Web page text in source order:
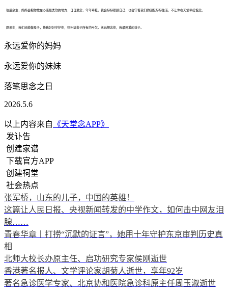
往后余生，妈妈会把你放在心底最柔软的地方，日日思念，年年牵挂。我会好好照顾自己，也会守着我们的回忆好好生活，不让你在天堂牵挂惦念。
愿来生，我们还能做母子，换我好好守护你，弥补这辈子所有的亏欠。永远想念你，我最疼爱的孩子。
永远爱你的妈妈
永远爱你的妹妹
落笔思念之日
2026.5.6
以上内容来自 《天堂念APP》
发讣告
创建家谱
下载官方APP
创建祠堂
社会热点
张军桥，山东的儿子，中国的英雄！
这篇让人民日报、央视新闻转发的中学作文，如何击中网友泪
腺……
青春华章丨打捞“沉默的证言”，她用十年守护东京审判历史真
相
北师大校长办原主任、启功研究专家侯刚逝世
香港著名报人、文学评论家胡菊人逝世，享年92岁
著名急诊医学专家、北京协和医院急诊科原主任周玉淑逝世